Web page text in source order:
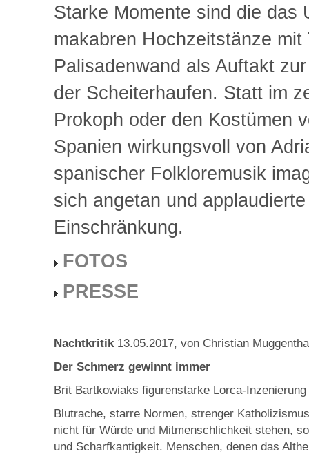
Starke Momente sind die das
makabren Hochzeitstänze
Palisadenwand als Auftakt
der Scheiterhaufen. Statt im
Prokoph oder den Kostümen
Spanien wirkungsvoll von
spanischer Folkloremusik
sich angetan und
Einschränkung.
FOTOS
PRESSE
Nachtkritik13.05.2017, von Christian
Der Schmerz gewinnt immer
Brit Bartkowiaks figurenstarke Lorca-
Blutrache, starre Normen, strenger
nicht für Würde und Mitmenschlichkeit stehen,
und Scharfkantigkeit. Menschen, denen das